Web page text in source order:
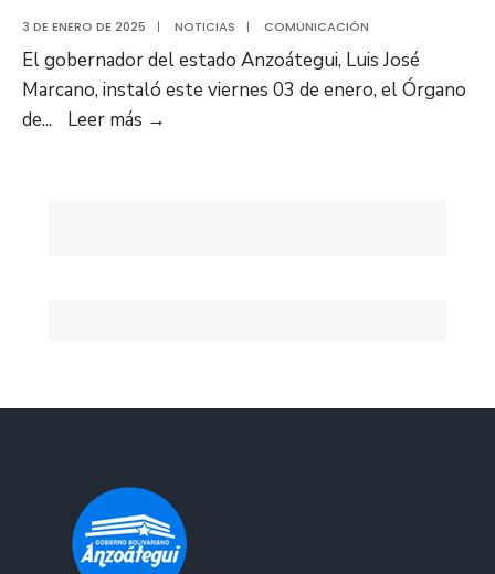
3 DE ENERO DE 2025 | NOTICIAS | COMUNICACIÓN
El gobernador del estado Anzoátegui, Luis José
Marcano, instaló este viernes 03 de enero, el Órgano
de... Leer más →